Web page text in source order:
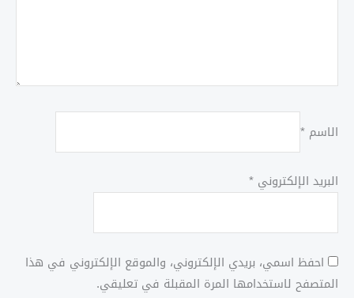
الاسم *
البريد الإلكتروني *
احفظ اسمي، بريدي الإلكتروني، والموقع الإلكتروني في هذا
المتصفح لاستخدامها المرة المقبلة في تعليقي.